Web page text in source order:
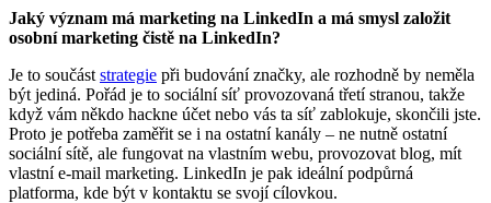
Jaký význam má marketing na LinkedIn a má smysl založit
osobní marketing čistě na LinkedIn?
Je to součást strategie při budování značky, ale rozhodně by neměla
být jediná. Pořád je to sociální síť provozovaná třetí stranou, takže
když vám někdo hackne účet nebo vás ta síť zablokuje, skončili jste.
Proto je potřeba zaměřit se i na ostatní kanály – ne nutně ostatní
sociální sítě, ale fungovat na vlastním webu, provozovat blog, mít
vlastní e-mail marketing. LinkedIn je pak ideální podpůrná
platforma, kde být v kontaktu se svojí cílovkou.